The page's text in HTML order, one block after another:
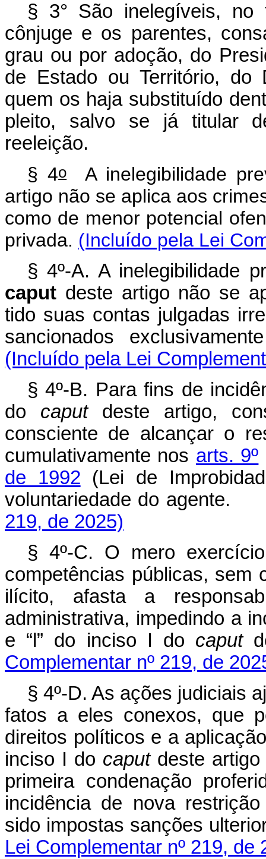
§ 3° São inelegíveis, no
cônjuge e os parentes,
grau ou por adoção, do
de Estado ou Território, do
quem os haja substituído
pleito, salvo se já titular
reeleição.
§ 4oA inelegibilidade
artigo não se aplica aos
como de menor potencial
privada. (Incluído pela Lei
§ 4º-A. A inelegibilidade
caput deste artigo não se
tido suas contas julgadas
sancionados
(Incluído pela Lei
§ 4º-B. Para fins de
do caputdeste artigo,
consciente de alcançar o
cumulativamente nos arts. 9º
de 1992 (Lei de
voluntariedade do
219, de 2025)
§ 4º-C. O mero
competências públicas, sem
ilícito, afasta a
administrativa, impedindo a
e “l” do inciso I do caput
Complementar nº 219, de
§ 4º-D. As ações judiciais
fatos a eles conexos, que
direitos políticos e a
inciso I do caputdeste artigo
primeira condenação
incidência de nova
sido impostas sanções
Lei Complementar nº 219, de